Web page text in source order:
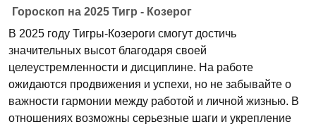
Гороскоп на 2025 Тигр - Козерог
В 2025 году Тигры-Козероги смогут достичь
значительных высот благодаря своей
целеустремленности и дисциплине. На работе
ожидаются продвижения и успехи, но не забывайте о
важности гармонии между работой и личной жизнью. В
отношениях возможны серьезные шаги и укрепление